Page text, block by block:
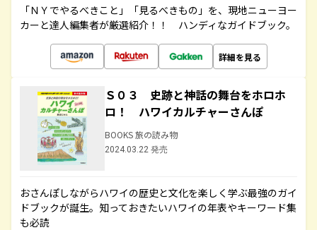
「ＮＹでやるべきこと」「見るべきもの」を、現地ニューヨー
カーと達人編集者が厳選紹介！！ ハンディなガイドブック。
詳細を見る
Ｓ０３ 史跡と神話の舞台をホロホ
ロ！ ハワイカルチャーさんぽ
BOOKS 旅の読み物
2024.03.22 発売
おさんぽしながらハワイの歴史と文化を楽しく学ぶ最強のガイ
ドブックが誕生。知っておきたいハワイの年表やキーワード集
も必読